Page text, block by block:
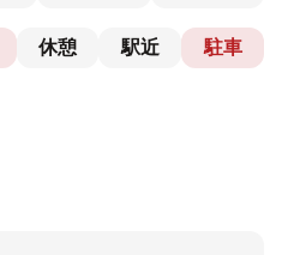
休憩 駅近 駐車